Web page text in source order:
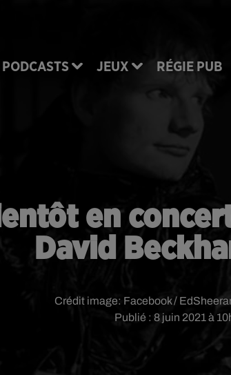
PODCASTS JEUX RÉGIE PUB
en
David
Publié : 8 juin 2021 à
Crédit image: Facebook /